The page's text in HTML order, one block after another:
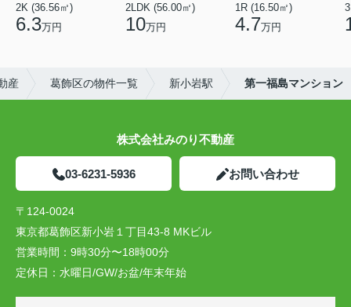
2K (36.56㎡)
6.3万円
2LDK (56.00㎡)
10万円
1R (16.50㎡)
4.7万円
産 葛飾区の物件一覧 新小岩駅 第一福島マンション
株式会社みのり不動産
03-6231-5936 お問い合わせ
〒124-0024
東京都葛飾区新小岩１丁目43-8 MKビル
営業時間： 9時30分〜18時00分
定休日： 水曜日/GW/お盆/年末年始